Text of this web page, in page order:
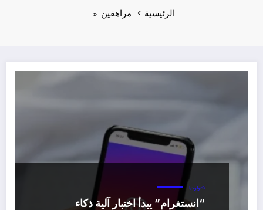
الرئيسية مراهقين
تكنولوجيا
“انستغرام” يبدأ اختبار آلية ذكاء